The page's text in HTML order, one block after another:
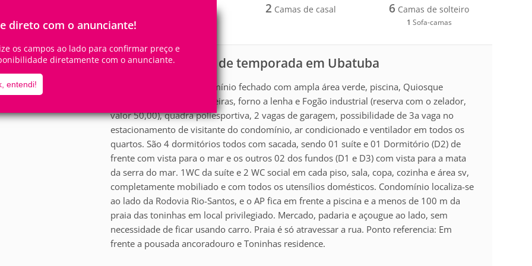
direto com o anunciante!
os campos ao lado para confirmar preço e
diretamente com o anunciante.
entendi!
2 Camas de casal 6 Camas de solteiro
1 Sofa-camas
Casa para aluguel de temporada em Ubatuba
Excelente casa em condomínio fechado com ampla área verde, piscina, Quiosque
moderno com Churrasqueiras, forno a lenha e Fogão industrial (reserva com o zelador,
valor 50,00), quadra poliesportiva, 2 vagas de garagem, possibilidade de 3a vaga no
estacionamento de visitante do condomínio, ar condicionado e ventilador em todos os
quartos. São 4 dormitórios todos com sacada, sendo 01 suíte e 01 Dormitório (D2) de
frente com vista para o mar e os outros 02 dos fundos (D1 e D3) com vista para a mata
da serra do mar. 1WC da suíte e 2 WC social em cada piso, sala, copa, cozinha e área sv,
completamente mobiliado e com todos os utensílios domésticos. Condomínio localiza-se
ao lado da Rodovia Rio-Santos, e o AP fica em frente a piscina e a menos de 100 m da
praia das toninhas em local privilegiado. Mercado, padaria e açougue ao lado, sem
necessidade de ficar usando carro. Praia é só atravessar a rua. Ponto referencia: Em
frente a pousada ancoradouro e Toninhas residence.